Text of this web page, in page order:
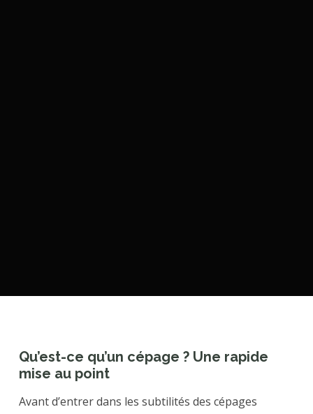
Qu’est-ce qu’un cépage ? Une rapide
mise au point
Avant d’entrer dans les subtilités des cépages